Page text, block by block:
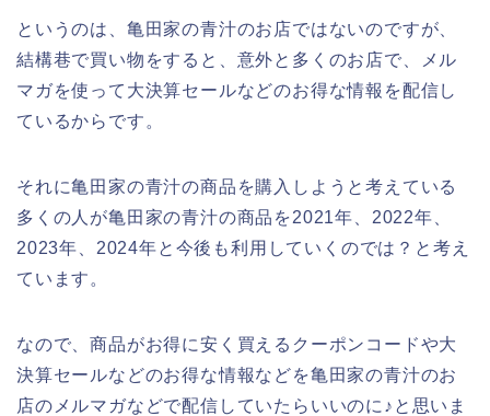
というのは、亀田家の青汁のお店ではないのですが、
結構巷で買い物をすると、意外と多くのお店で、メル
マガを使って大決算セールなどのお得な情報を配信し
ているからです。
それに亀田家の青汁の商品を購入しようと考えている
多くの人が亀田家の青汁の商品を2021年、2022年、
2023年、2024年と今後も利用していくのでは？と考え
ています。
なので、商品がお得に安く買えるクーポンコードや大
決算セールなどのお得な情報などを亀田家の青汁のお
店のメルマガなどで配信していたらいいのに♪と思いま